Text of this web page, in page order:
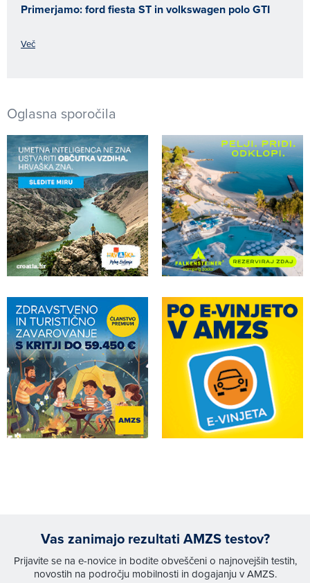
Primerjamo: ford fiesta ST in volkswagen polo GTI
Več
Oglasna sporočila
Vas zanimajo rezultati AMZS testov?
Prijavite se na e-novice in bodite obveščeni o najnovejših testih,
novostih na področju mobilnosti in dogajanju v AMZS.